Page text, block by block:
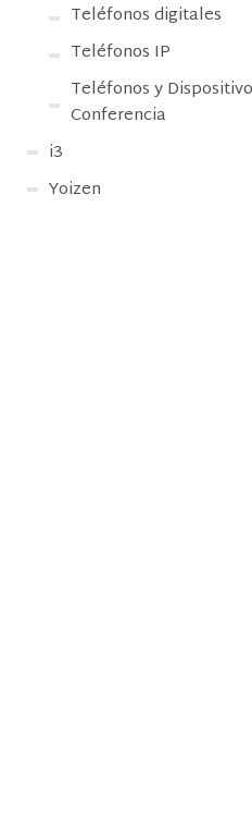
Teléfonos digitales
Teléfonos IP
Teléfonos y
Conferencia
i3
Yoizen